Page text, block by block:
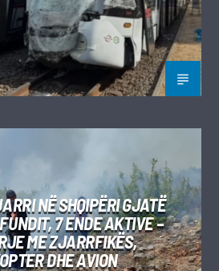
NË SHQIPËRI GJATË
7 ENDE AKTIVE –
ME ZJARRFIKËS,
DHE AVION